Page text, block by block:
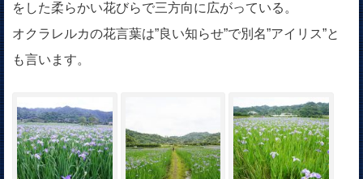
をした柔らかい花びらで三方向に広がっている。
オクラレルカの花言葉は”良い知らせ”で別名”アイリス”と
も言います。